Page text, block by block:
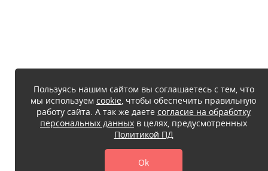
Пользуясь нашим сайтом вы соглашаетесь с тем, что
мы используем cookie, чтобы обеспечить правильную
работу сайта. А так же даете согласие на обработку
персональных данных в целях, предусмотренных
Политикой ПД
Ok